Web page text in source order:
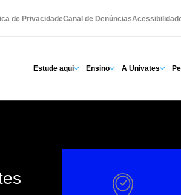
de PrivacidadeCanal de Denúncias
Estude aqui Ensino A Univates